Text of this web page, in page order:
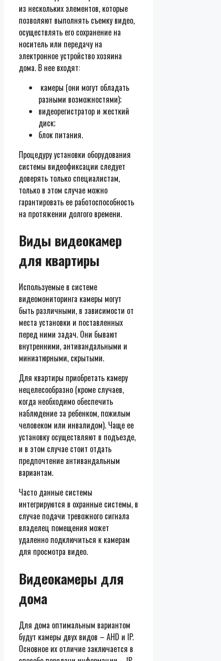
из нескольких элементов, которые
позволяют выполнять съемку видео,
осуществлять его сохранение на
носитель или передачу на
электронное устройство хозяина
дома. В нее входят:
камеры (они могут обладать
разными возможностями);
видеорегистратор и жесткий
диск;
блок питания.
Процедуру установки оборудования
системы видеофиксации следует
доверять только специалистам,
только в этом случае можно
гарантировать ее работоспособность
на протяжении долгого времени.
Виды видеокамер
для квартиры
Используемые в системе
видеомониторинга камеры могут
быть различными, в зависимости от
места установки и поставленных
перед ними задач. Они бывают
внутренними, антивандальными и
миниатюрными, скрытыми.
Для квартиры приобретать камеру
нецелесообразно (кроме случаев,
когда необходимо обеспечить
наблюдение за ребенком, пожилым
человеком или инвалидом). Чаще ее
установку осуществляют в подъезде,
и в этом случае стоит отдать
предпочтение антивандальным
вариантам.
Часто данные системы
интегрируются в охранные системы, в
случае подачи тревожного сигнала
владелец помещения может
удаленно подключиться к камерам
для просмотра видео.
Видеокамеры для
дома
Для дома оптимальным вариантом
будут камеры двух видов – AHD и IP.
Основное их отличие заключается в